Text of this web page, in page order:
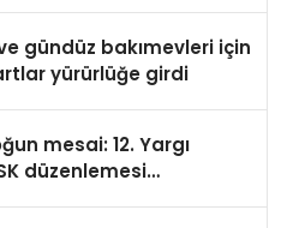
gündüz bakımevleri için
yürürlüğe girdi
mesai: 12. Yargı
düzenlemesi